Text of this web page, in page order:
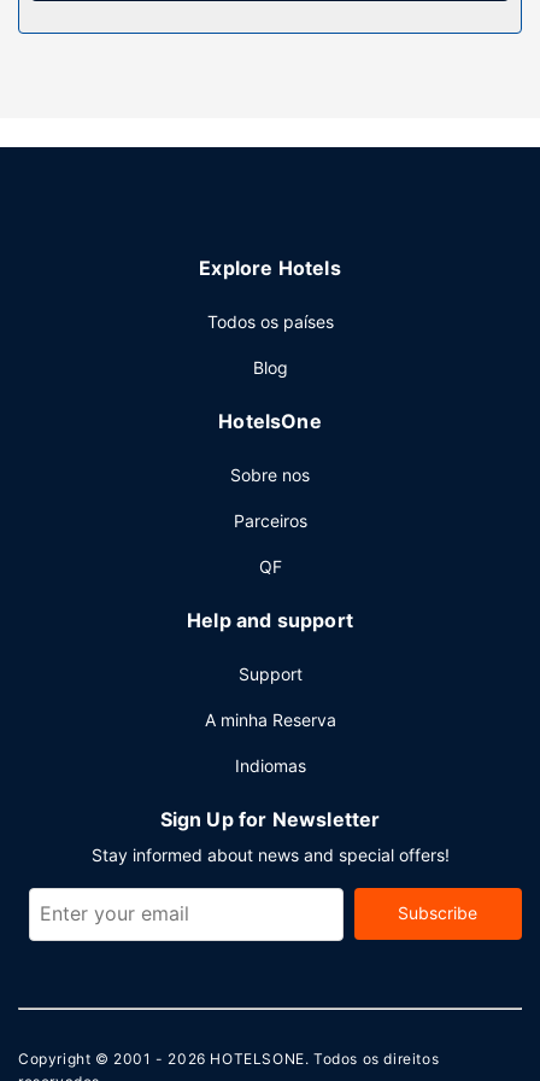
Outros serviços
Explore Hotels
Todos os países
Blog
HotelsOne
Sobre nos
Parceiros
QF
Help and support
Support
A minha Reserva
Indiomas
Sign Up for Newsletter
Stay informed about news and special offers!
Subscribe
Copyright © 2001 - 2026 HOTELSONE. Todos os direitos